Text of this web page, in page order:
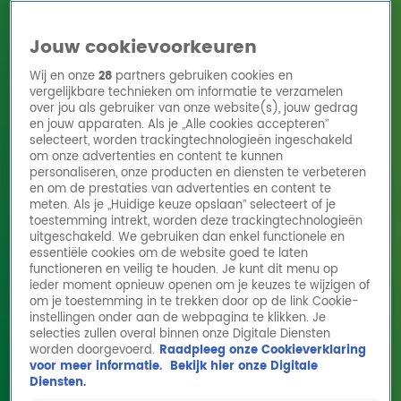
HomeActiesRadioshows DJ'sRadio 10 zendersHitlijsten
Radio luisteren
Volg Radio 10
Zoeken
HomeOnline Radio LuisterenActiesShowsAlle zenders
Dit is de eerste hint voor De Juiste Vraag
17 feb 2025, 10:32
De Juiste Vraag is nog altijd niet geraden! De jackpot
Jouw cookievoorkeuren
Wij en onze28 partners gebruiken cookies en
vergelijkbare technieken om informatie te verzamelen
over jou als gebruiker van onze website(s), jouw gedrag
en jouw apparaten. Als je „Alle cookies accepteren”
selecteert, worden trackingtechnologieën ingeschakeld
om onze advertenties en content te kunnen
personaliseren, onze producten en diensten te verbeteren
en om de prestaties van advertenties en content te
meten. Als je „Huidige keuze opslaan” selecteert of je
toestemming intrekt, worden deze trackingtechnologieën
uitgeschakeld. We gebruiken dan enkel functionele en
essentiële cookies om de website goed te laten
functioneren en veilig te houden. Je kunt dit menu op
ieder moment opnieuw openen om je keuzes te wijzigen of
om je toestemming in te trekken door op de link Cookie-
instellingen onder aan de webpagina te klikken. Je
selecties zullen overal binnen onze Digitale Diensten
worden doorgevoerd. Raadpleeg onze Cookieverklaring
voor meer informatie. Bekijk hier onze Digitale
Diensten.